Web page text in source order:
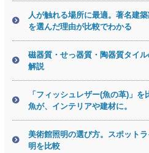
人が触れる場所に最適。著名建
を選んだ理由が比較でわかる
磁器質・せっ器質・陶器質タイ
解説
「フィッシュレザー(魚の革)」
魚が、インテリアや建材に。
美術館照明の選び方。スポット
明を比較